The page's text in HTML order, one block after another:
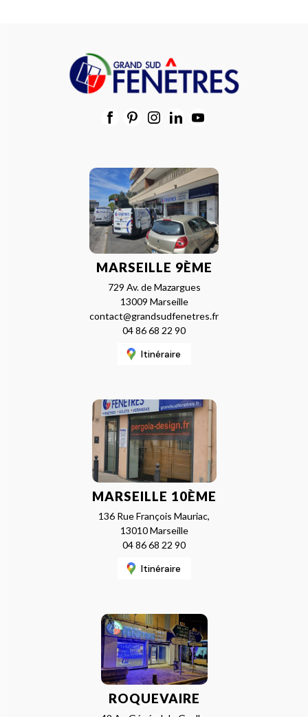
MARSEILLE 9ÈME
729 Av. de Mazargues
13009 Marseille
contact@grandsudfenetres.fr
04 86 68 22 90
Itinéraire
MARSEILLE 10ÈME
136 Rue François Mauriac,
13010 Marseille
04 86 68 22 90
Itinéraire
ROQUEVAIRE